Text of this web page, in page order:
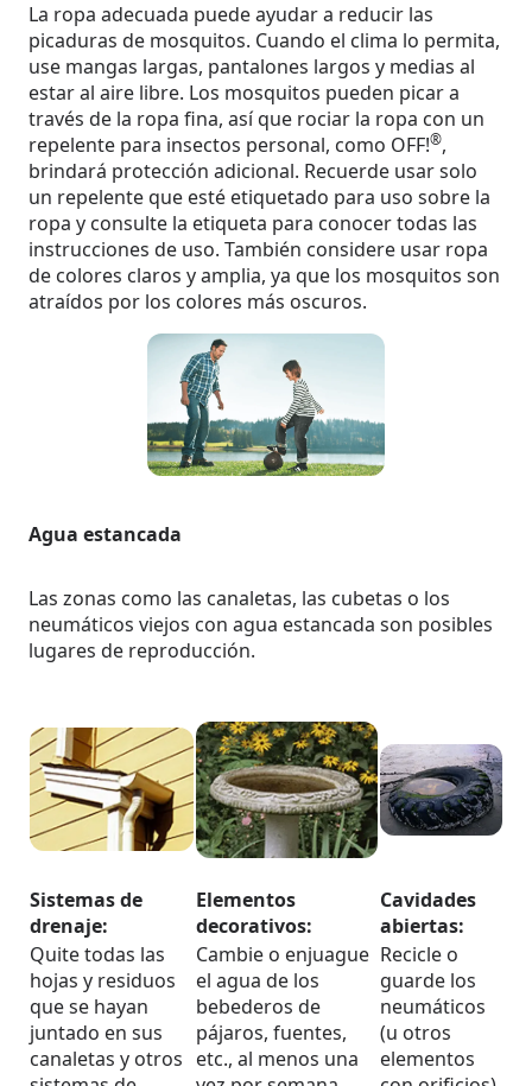
La ropa adecuada puede ayudar a reducir las
picaduras de mosquitos. Cuando el clima lo permita,
use mangas largas, pantalones largos y medias al
estar al aire libre. Los mosquitos pueden picar a
través de la ropa fina, así que rociar la ropa con un
repelente para insectos personal, como OFF!®,
brindará protección adicional. Recuerde usar solo
un repelente que esté etiquetado para uso sobre la
ropa y consulte la etiqueta para conocer todas las
instrucciones de uso. También considere usar ropa
de colores claros y amplia, ya que los mosquitos son
atraídos por los colores más oscuros.
Agua estancada
Las zonas como las canaletas, las cubetas o los
neumáticos viejos con agua estancada son posibles
lugares de reproducción.
Sistemas de
drenaje:
Elementos
decorativos:
Cavidades
abiertas:
Quite todas las
hojas y residuos
que se hayan
juntado en sus
canaletas y otros
Cambie o enjuague
el agua de los
bebederos de
pájaros, fuentes,
etc., al menos una
Recicle o
guarde los
neumáticos
(u otros
elementos